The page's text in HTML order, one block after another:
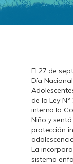
El 27 de
Día
de la Ley
interno la
Niño y
protección
La
sistema